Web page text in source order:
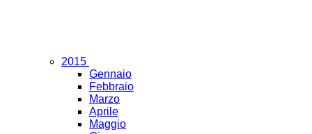
2015
Gennaio
Febbraio
Marzo
Aprile
Maggio